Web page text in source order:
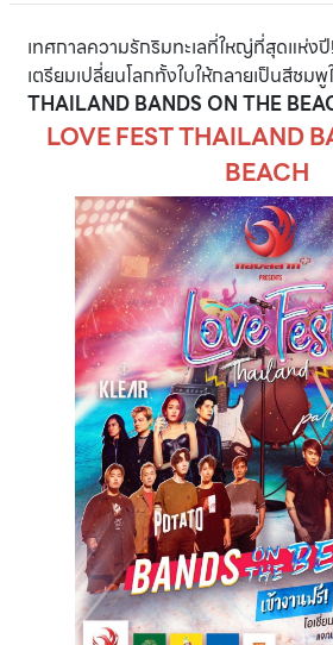
เทศกาลความรักริมทะเลที่ใหญ่ที่สุดแห่ง
เตรียมเปลี่ยนโลกทั้งใบให้กลายเป็นสีชมพู
THAILAND BANDS ON THE
LOVE FEST THAILAND
BEACH